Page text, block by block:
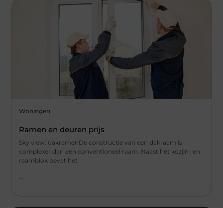
Woningen
Ramen en deuren prijs
Sky view: dakramenDe constructie van een dakraam is
complexer dan een conventioneel raam. Naast het kozijn- en
raamblok bevat het
...